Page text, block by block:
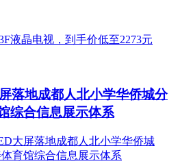
落地成都人北小学华侨城分
综合信息展示体系